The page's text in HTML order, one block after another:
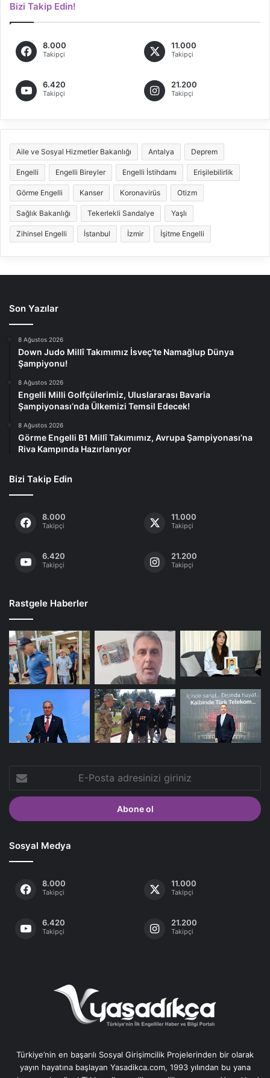
Bizi Takip Edin!
8.000
Takipçi
11.000
Takipçi
6.420
Takipçi
21.200
Takipçi
Aile ve Sosyal Hizmetler Bakanlığı Antalya Deprem
Engelli Engelli Bireyler Engelli İstihdamı Erişilebilirlik
Görme Engelli Kanser Koronavirüs Otizm
Sağlık Bakanlığı Tekerlekli Sandalye Yaşlı
Zihinsel Engelli İstanbul İzmir İşitme Engelli
Son Yazılar
8 Ağustos 2026
Down Judo Millî Takımımız İsveç’te Namağlup Dünya
Şampiyonu!
8 Ağustos 2026
Engelli Milli Golfçülerimiz, Uluslararası Bavaria
Şampiyonası’nda Ülkemizi Temsil Edecek!
8 Ağustos 2026
Görme Engelli B1 Millî Takımımız, Avrupa Şampiyonası’na
Riva Kampında Hazırlanıyor
Bizi Takip Edin
8.000
Takipçi
11.000
Takipçi
6.420
Takipçi
21.200
Takipçi
Rastgele Haberler
E-
Posta
adresinizi
giriniz
Sosyal Medya
8.000
Takipçi
11.000
Takipçi
6.420
Takipçi
21.200
Takipçi
Türkiye’nin en başarılı Sosyal Girişimcilik Projelerinden bir olarak
yayın hayatına başlayan Yasadikca.com, 1993 yılından bu yana